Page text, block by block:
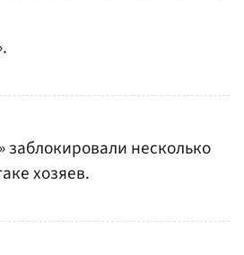
заблокировали несколько
хозяев.